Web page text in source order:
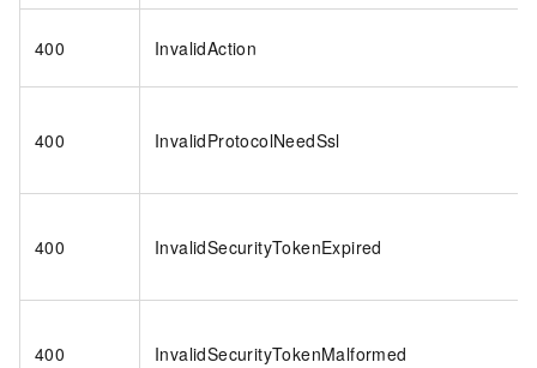
400 InvalidAction
400 InvalidProtocolNeedSsl
400 InvalidSecurityTokenExpired
400 InvalidSecurityTokenMalformed